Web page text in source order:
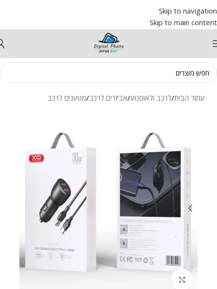
Skip to navigation
Skip to main content
עמוד הבית/לרכב ולאופנוע/אביזרים לרכב/מטענים לרכב